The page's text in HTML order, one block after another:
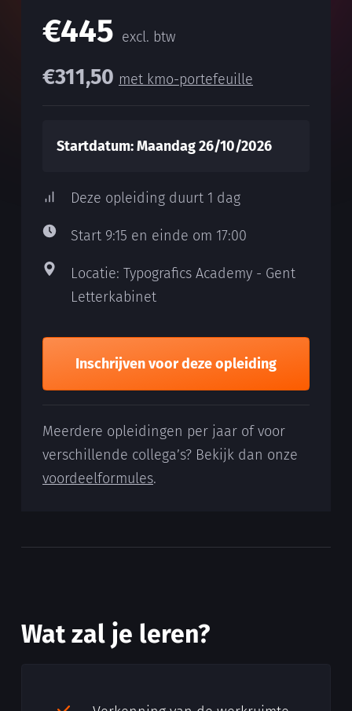
€445 excl. btw
€311,50 met kmo-portefeuille
Startdatum: Maandag 26/10/2026
Deze opleiding duurt 1 dag
Start 9:15 en einde om 17:00
Locatie: Typografics Academy - Gent
Letterkabinet
Inschrijven voor deze opleiding
Meerdere opleidingen per jaar of voor
verschillende collega’s? Bekijk dan onze
voordeelformules.
Wat zal je leren?